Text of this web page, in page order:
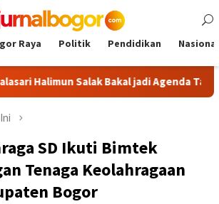
Raya Politik Pendidikan Nasional
Salak Bakal jadi Agenda Tahunan
SD Ikuti Bimtek
Tenaga Keolahragaan
Bogor